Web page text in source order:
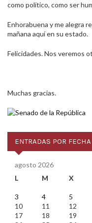
como político, como ser
Enhorabuena y me alegra
mañana aquí en su estado.
Felicidades. Nos veremos
Muchas gracias.
ENTRADAS POR FECHA
agosto 2026
L
M X
3
4 5
10
11 12
17
18 19